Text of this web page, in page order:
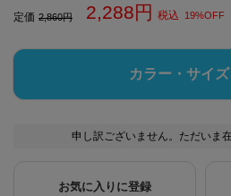
定価 2,860 2,288 税込 19%OFF
カラー・サイ
申し訳ございません。ただいま
お気に入りに登録